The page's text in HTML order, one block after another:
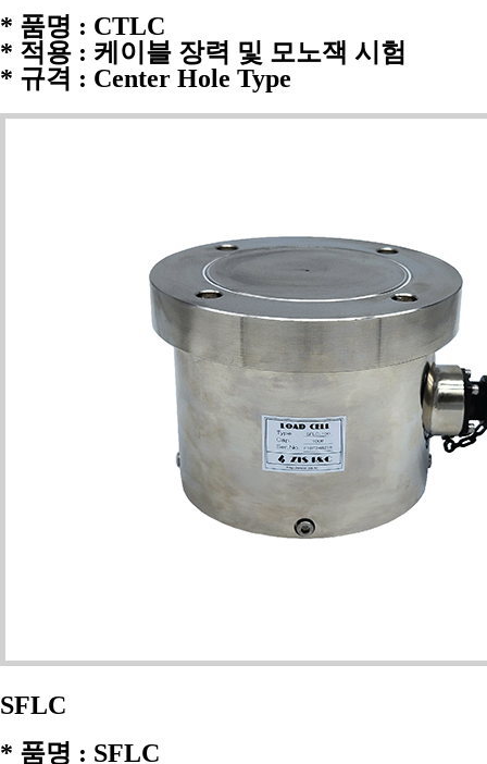
* 품명 : CTLC
* 적용 : 케이블 장력 및 모노잭 시험
* 규격 : Center Hole Type
SFLC
* 품명 : SFLC